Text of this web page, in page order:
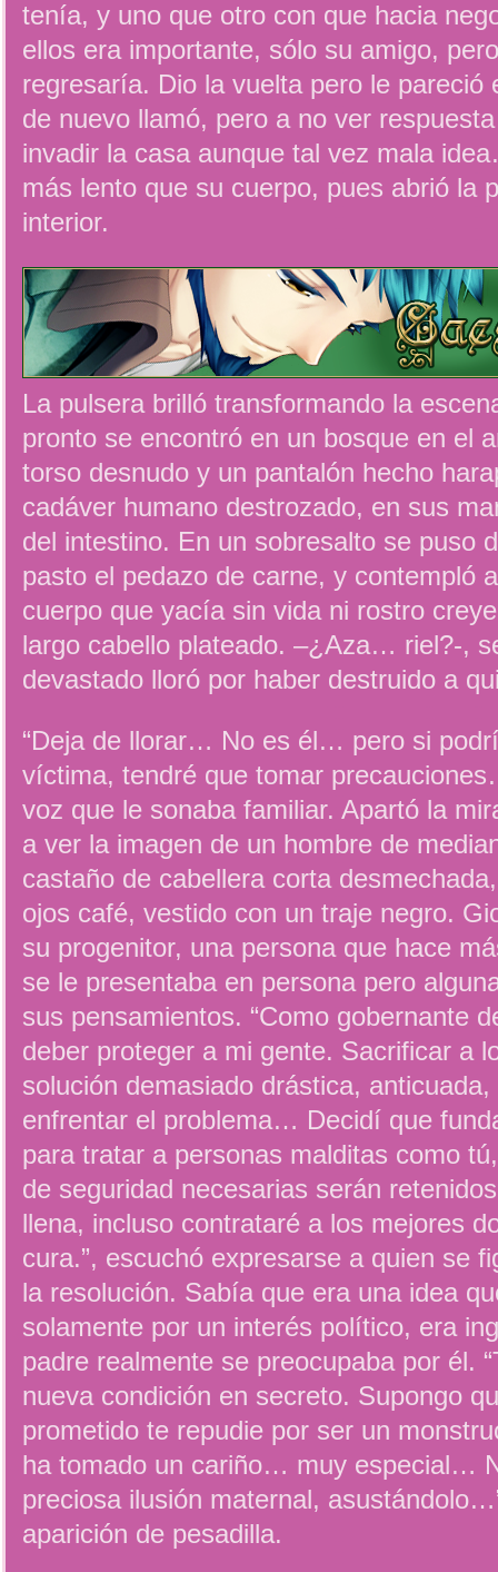
tenía, y uno que otro con que hacia
ellos era importante, sólo su amigo,
regresaría. Dio la vuelta pero le pareció
de nuevo llamó, pero a no ver
invadir la casa aunque tal vez mala
más lento que su cuerpo, pues abrió la
interior.
La pulsera brilló transformando la
pronto se encontró en un bosque en el
torso desnudo y un pantalón hecho
cadáver humano destrozado, en sus
del intestino. En un sobresalto se puso
pasto el pedazo de carne, y contempló
cuerpo que yacía sin vida ni rostro
largo cabello plateado. –¿Aza… riel?-,
devastado lloró por haber destruido a
“Deja de llorar… No es él… pero si
víctima, tendré que tomar
voz que le sonaba familiar. Apartó la
a ver la imagen de un hombre de
castaño de cabellera corta
ojos café, vestido con un traje negro.
su progenitor, una persona que hace
se le presentaba en persona pero
sus pensamientos. “Como gobernante
deber proteger a mi gente. Sacrificar a
solución demasiado drástica,
enfrentar el problema… Decidí que
para tratar a personas malditas como
de seguridad necesarias serán
llena, incluso contrataré a los mejores
cura.”, escuchó expresarse a quien se
la resolución. Sabía que era una idea
solamente por un interés político, era
padre realmente se preocupaba por él.
nueva condición en secreto. Supongo
prometido te repudie por ser un
ha tomado un cariño… muy especial…
preciosa ilusión maternal,
aparición de pesadilla.